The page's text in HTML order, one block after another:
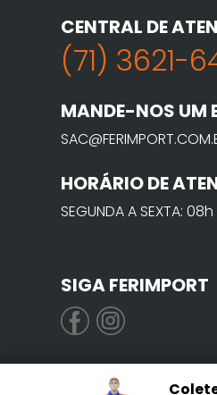
CENTRAL DE
(71) 3621-
MANDE-NOS UM
HORÁRIO DE
SEGUNDA A SEXTA:
SIGA FERIMPORT